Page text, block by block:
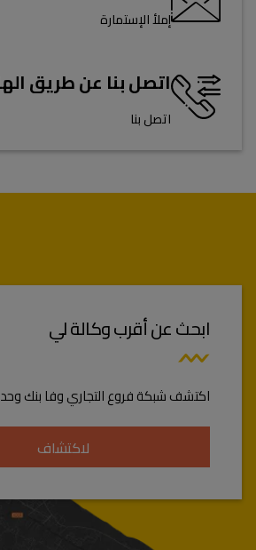
إملأ الإستمارة
اتصل بنا عن طريق
اتصل بنا
ابحث عن أقرب وكالة لي
اكتشف شبكة فروع التجاري وفا بنك
لاكتشاف